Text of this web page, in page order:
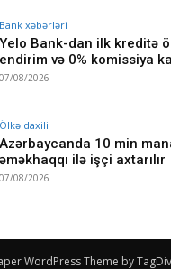
Bank xəbərləri
Yelo Bank-dan ilk kreditə
endirim və 0% komissiya
07/08/2026
Ölkə daxili
Azərbaycanda 10 min
əməkhaqqı ilə işçi axtarılır
07/08/2026
WordPress Theme by TagDiv